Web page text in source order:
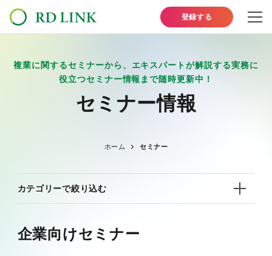
登録する
複業に関するセミナーから、エキスパートが解説する実務に
役立つセミナー情報まで随時更新中！
セミナー情報
ホーム セミナー
カテゴリーで絞り込む
バイオ・ヘルスケア 医療機器
企業向けセミナー